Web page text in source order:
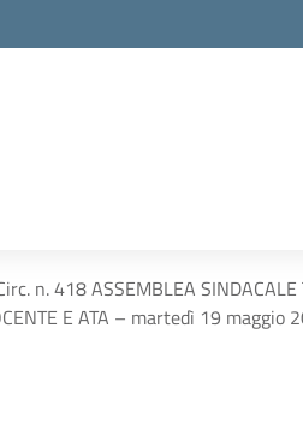
n. 418 ASSEMBLEA
E ATA – martedì 19